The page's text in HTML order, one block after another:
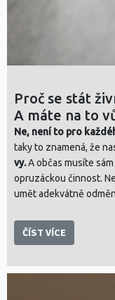
Proč se stát
A máte na to
Ne, není to pro
taky to znamená, že
vy.A občas musíte
opruzáckou činnost.
umět adekvátně
ČÍST VÍCE